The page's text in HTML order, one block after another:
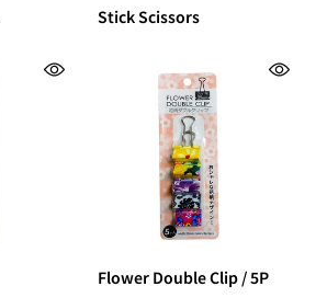
Stick Scissors
Flower Double Clip / 5P